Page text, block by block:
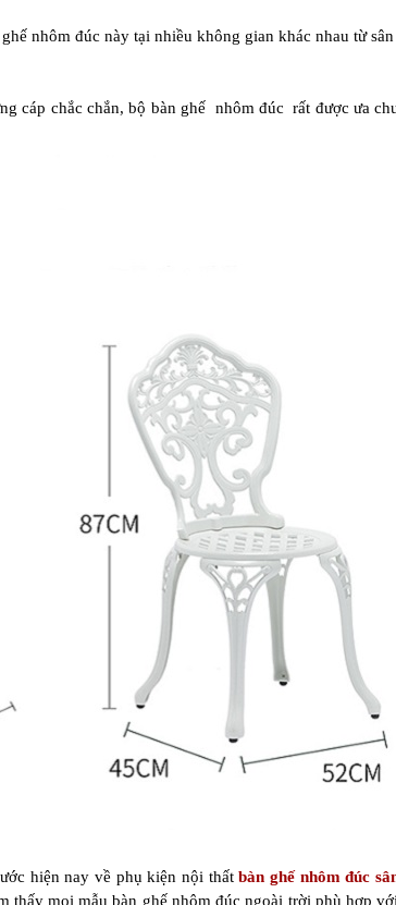
nhôm đúc này tại nhiều không gian khác nhau từ
cáp chắc chắn, bộ bàn ghế nhôm đúc rất được ưa
hiện nay về phụ kiện nội thấtbàn ghế nhôm đúc
mọi mẫu bàn ghế nhôm đúc ngoài trời phù hợp